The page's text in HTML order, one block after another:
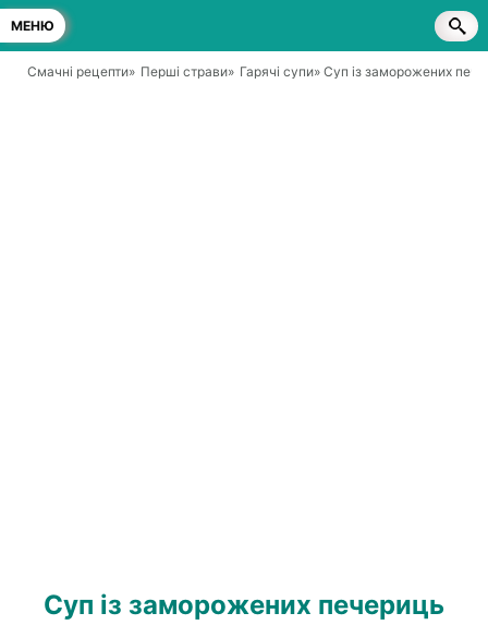
МЕНЮ
Смачні рецепти» Перші страви» Гарячі супи» Суп із заморожених
Суп із заморожених печериць